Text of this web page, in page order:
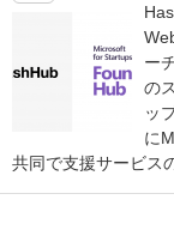
ー
の
ッ
に
共同で支援サービス